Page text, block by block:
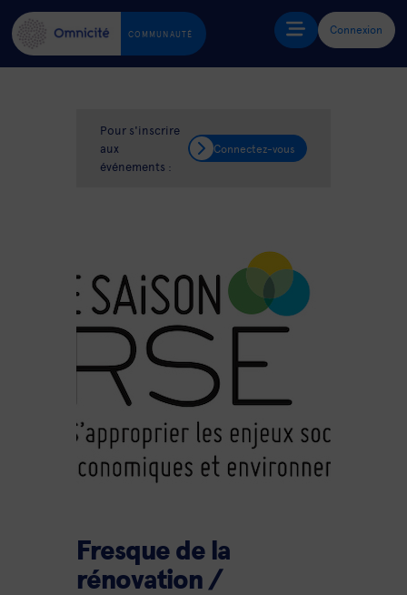
COMMUNAUTÉ Connexion
Pour s'inscrire
aux
événements :
Connectez-vous
Fresque de la
rénovation /